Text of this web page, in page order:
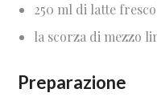
250 ml di latte
la scorza di mezzo
Preparazione